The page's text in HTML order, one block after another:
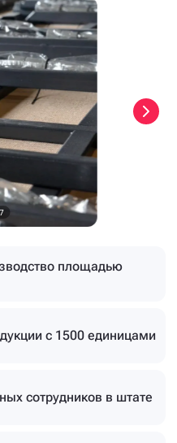
7
площадью
с 1500 единицами
сотрудников в штате